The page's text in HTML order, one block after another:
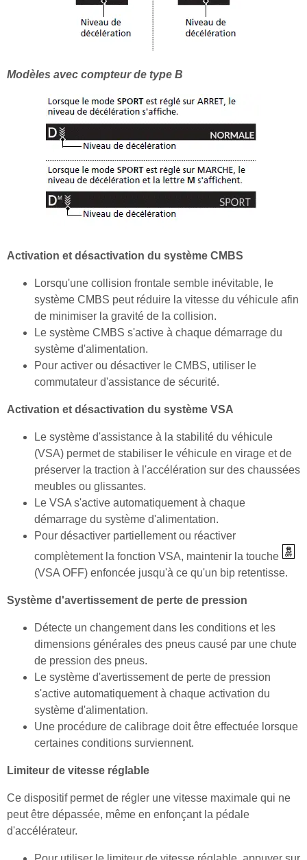
Modèles avec compteur de type B
Activation et désactivation du système CMBS
Lorsqu'une collision frontale semble inévitable, le
système CMBS peut réduire la vitesse du véhicule afin
de minimiser la gravité de la collision.
Le système CMBS s'active à chaque démarrage du
système d'alimentation.
Pour activer ou désactiver le CMBS, utiliser le
commutateur d'assistance de sécurité.
Activation et désactivation du système VSA
Le système d'assistance à la stabilité du véhicule
(VSA) permet de stabiliser le véhicule en virage et de
préserver la traction à l'accélération sur des chaussées
meubles ou glissantes.
Le VSA s'active automatiquement à chaque
démarrage du système d'alimentation.
Pour désactiver partiellement ou réactiver
complètement la fonction VSA, maintenir la touche
(VSA OFF) enfoncée jusqu'à ce qu'un bip retentisse.
Système d'avertissement de perte de pression
Détecte un changement dans les conditions et les
dimensions générales des pneus causé par une chute
de pression des pneus.
Le système d'avertissement de perte de pression
s'active automatiquement à chaque activation du
système d'alimentation.
Une procédure de calibrage doit être effectuée lorsque
certaines conditions surviennent.
Limiteur de vitesse réglable
Ce dispositif permet de régler une vitesse maximale qui ne
peut être dépassée, même en enfonçant la pédale
d'accélérateur.